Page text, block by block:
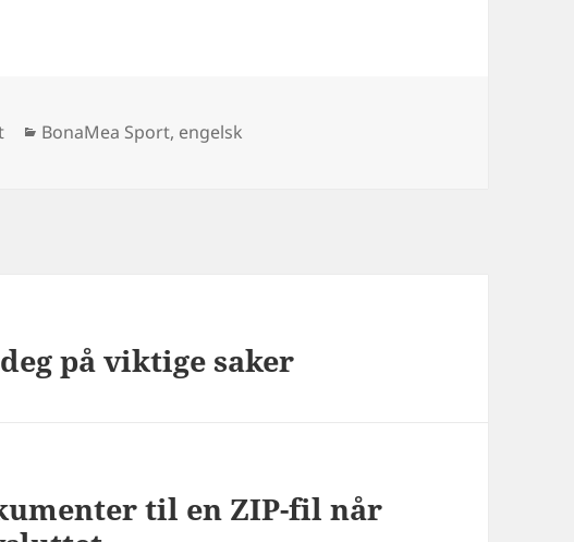
Kategorier
BonaMea Sport, engelsk
på viktige saker
til en ZIP-fil når